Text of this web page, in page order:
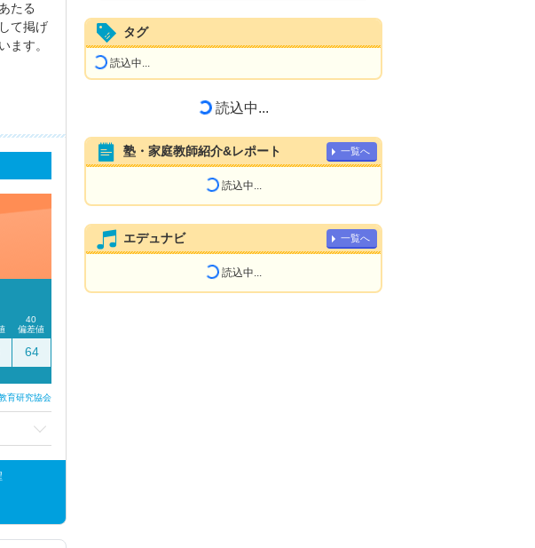
たる
て掲げ
ます。
40
偏差値
64
育研究協会
タグ
読込中...
読込中...
塾・家庭教師紹介&レポート 一覧へ
読込中...
エデュナビ 一覧へ
読込中...